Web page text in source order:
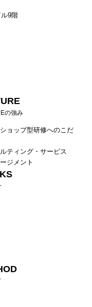
9階
の強み
ョップ型研修へのこだ
ティング・サービス
ジメント